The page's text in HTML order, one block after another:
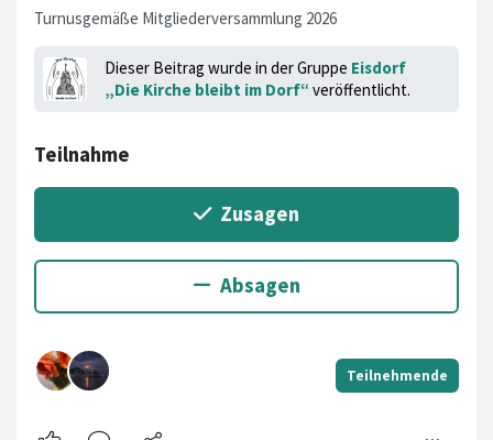
Turnusgemäße Mitgliederversammlung 2026
Dieser Beitrag wurde in der Gruppe Eisdorf
„Die Kirche bleibt im Dorf“ veröffentlicht.